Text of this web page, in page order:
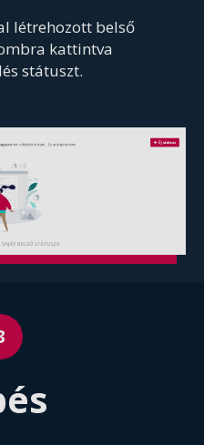
létrehozott belső
kattintva
státuszt.